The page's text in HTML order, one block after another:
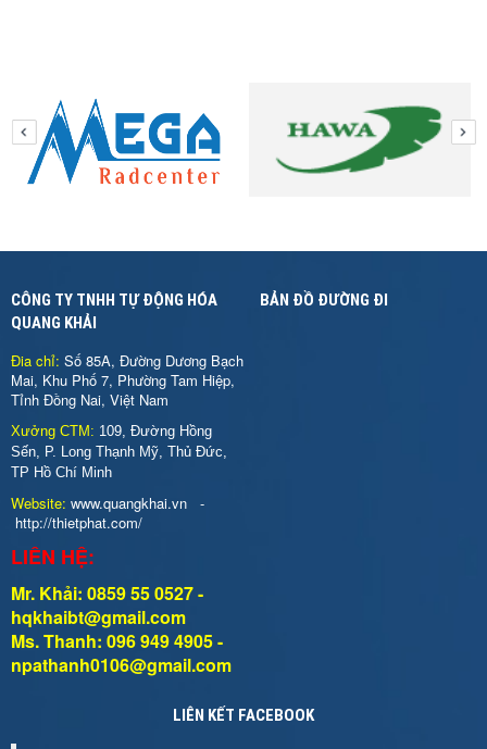
CÔNG TY TNHH TỰ ĐỘNG HÓA
QUANG KHẢI
Đia chỉ: Số 85A, Đường Dương Bạch
Mai, Khu Phố 7, Phường Tam Hiệp,
Tỉnh Đồng Nai, Việt Nam
Xưởng CTM: 109, Đường Hồng
Sến, P. Long Thạnh Mỹ, Thủ Đức,
TP Hồ Chí Minh
Website: www.quangkhai.vn -
http://thietphat.com/
LIÊN HỆ:
Mr. Khải: 0859 55 0527 -
hqkhaibt@gmail.com
Ms. Thanh: 096 949 4905 -
npathanh0106@gmail.com
BẢN ĐỒ ĐƯỜNG ĐI
LIÊN KẾT FACEBOOK